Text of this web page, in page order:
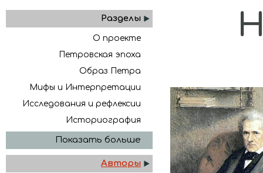
Разделы
О проекте
Петровская эпоха
Образ Петра
Мифы и Интерпретации
Исследования и рефлексии
Историография
Показать больше
Авторы